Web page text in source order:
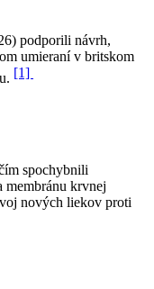
podporili návrh,
umieraní v britskom
[1]
spochybnili
membránu krvnej
nových liekov proti